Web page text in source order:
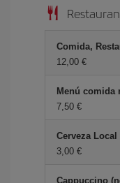
Comida,
12,00 €
Menú comida
7,50 €
Cerveza
3,00 €
Cappuccino